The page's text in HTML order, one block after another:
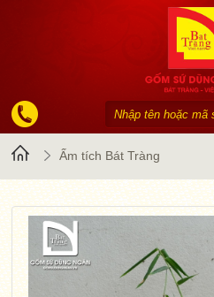
TrangẤm tích Bát Tràng